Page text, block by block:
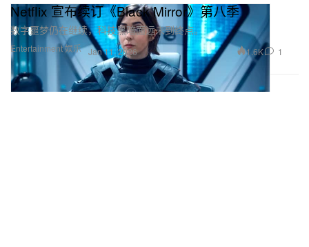
Entertainment 娱乐
Netflix 宣布续订《Black Mirror》第八季
数字噩梦仍在继续，科技黑暗面远未到终点。
Jan 11, 2026 1.6K 1